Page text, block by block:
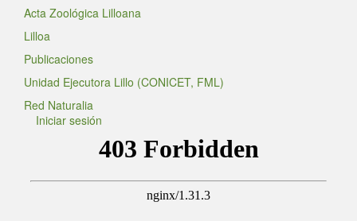
Acta Zoológica Lilloana
Lilloa
Publicaciones
Unidad Ejecutora Lillo (CONICET, FML)
Red Naturalia
Iniciar sesión